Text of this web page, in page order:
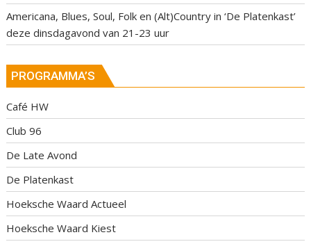
Americana, Blues, Soul, Folk en (Alt)Country in ‘De Platenkast’
deze dinsdagavond van 21-23 uur
PROGRAMMA’S
Café HW
Club 96
De Late Avond
De Platenkast
Hoeksche Waard Actueel
Hoeksche Waard Kiest